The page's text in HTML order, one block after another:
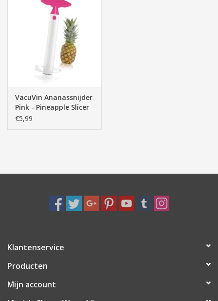
VacuVin Ananassnijder
Pink - Pineapple Slicer
J-Hook
€5,99
Klantenservice
Producten
Mijn account